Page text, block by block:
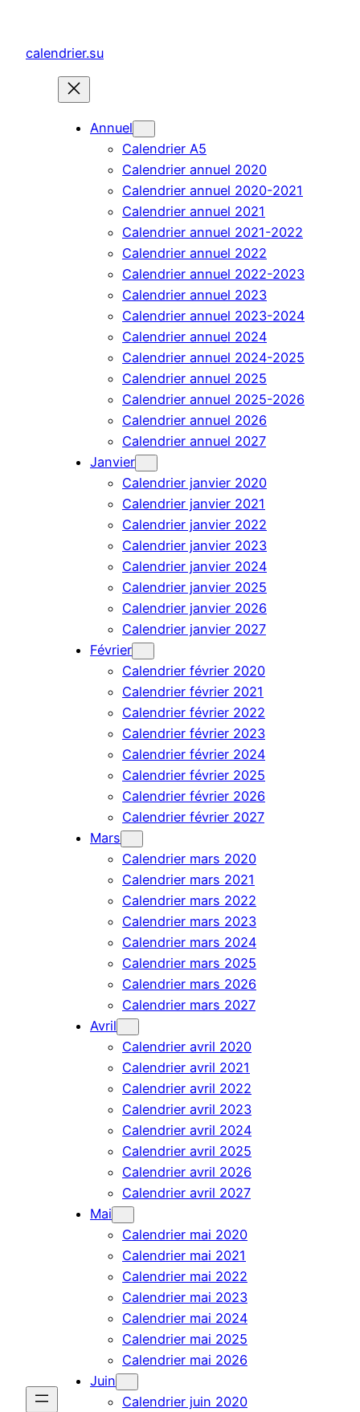
contenu
calendrier.su
Annuel
Calendrier A5
Calendrier annuel 2020
Calendrier annuel 2020-2021
Calendrier annuel 2021
Calendrier annuel 2021-2022
Calendrier annuel 2022
Calendrier annuel 2022-2023
Calendrier annuel 2023
Calendrier annuel 2023-2024
Calendrier annuel 2024
Calendrier annuel 2024-2025
Calendrier annuel 2025
Calendrier annuel 2025-2026
Calendrier annuel 2026
Calendrier annuel 2027
Janvier
Calendrier janvier 2020
Calendrier janvier 2021
Calendrier janvier 2022
Calendrier janvier 2023
Calendrier janvier 2024
Calendrier janvier 2025
Calendrier janvier 2026
Calendrier janvier 2027
Février
Calendrier février 2020
Calendrier février 2021
Calendrier février 2022
Calendrier février 2023
Calendrier février 2024
Calendrier février 2025
Calendrier février 2026
Calendrier février 2027
Mars
Calendrier mars 2020
Calendrier mars 2021
Calendrier mars 2022
Calendrier mars 2023
Calendrier mars 2024
Calendrier mars 2025
Calendrier mars 2026
Calendrier mars 2027
Avril
Calendrier avril 2020
Calendrier avril 2021
Calendrier avril 2022
Calendrier avril 2023
Calendrier avril 2024
Calendrier avril 2025
Calendrier avril 2026
Calendrier avril 2027
Mai
Calendrier mai 2020
Calendrier mai 2021
Calendrier mai 2022
Calendrier mai 2023
Calendrier mai 2024
Calendrier mai 2025
Calendrier mai 2026
Juin
Calendrier juin 2020